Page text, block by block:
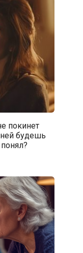
покинет
будешь